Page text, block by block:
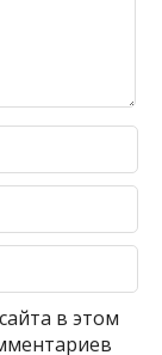
в этом